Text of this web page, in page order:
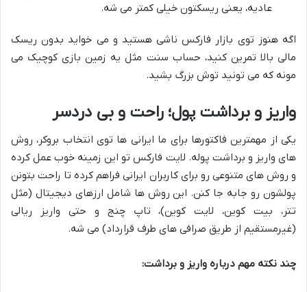
عادیه، یعنی ریسکتون خیلی کمتر می شه.
اگه هنوز توی بازار فارکس ناشی هستید و می خواید بدون ریسک
مالی بالا تمرین کنید، حساب سنت مثل یه زمین بازی کوچیک می
مونه که می تونید توش بزرگ بشید.
واریز و برداشت پول؛ راحت و بی دردسر
یکی از مهمترین فاکتورها برای ما ایرانی ها توی انتخاب بروکر، روش
های واریز و برداشت پوله. لایت فارکس تو این زمینه خوب عمل کرده
و روش های متنوعی رو برای کاربران ایرانی فراهم کرده تا راحت بتونن
پولشون رو جابه جا کنن. این روش ها شامل ارزهای دیجیتال (مثل
تتر، بیت کوین، لایت کوین)، تاپ چنج و حتی واریز ریالی
(غیرمستقیم از طریق صرافی های طرف قرارداد) می شه.
چند نکته مهم درباره واریز و برداشت: